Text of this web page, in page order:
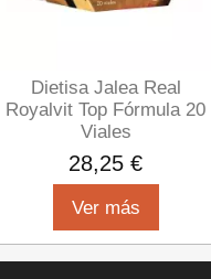
Dietisa Jalea Real
Royalvit Top Fórmula 20
Viales
28,25 €
Ver más